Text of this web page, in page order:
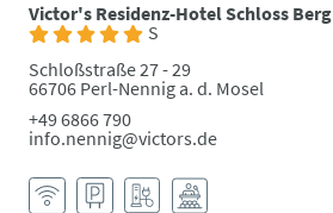
Victor's Residenz-Hotel Schloss Berg
S
Schloßstraße 27 - 29
66706 Perl-Nennig a. d. Mosel
+49 6866 790
info.nennig@victors.de